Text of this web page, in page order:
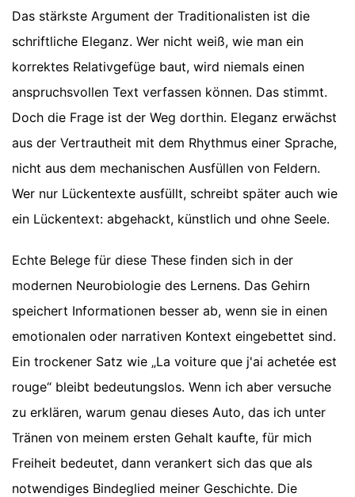
Das stärkste Argument der Traditionalisten ist die
schriftliche Eleganz. Wer nicht weiß, wie man ein
korrektes Relativgefüge baut, wird niemals einen
anspruchsvollen Text verfassen können. Das stimmt.
Doch die Frage ist der Weg dorthin. Eleganz erwächst
aus der Vertrautheit mit dem Rhythmus einer Sprache,
nicht aus dem mechanischen Ausfüllen von Feldern.
Wer nur Lückentexte ausfüllt, schreibt später auch wie
ein Lückentext: abgehackt, künstlich und ohne Seele.
Echte Belege für diese These finden sich in der
modernen Neurobiologie des Lernens. Das Gehirn
speichert Informationen besser ab, wenn sie in einen
emotionalen oder narrativen Kontext eingebettet sind.
Ein trockener Satz wie „La voiture que j'ai achetée est
rouge“ bleibt bedeutungslos. Wenn ich aber versuche
zu erklären, warum genau dieses Auto, das ich unter
Tränen von meinem ersten Gehalt kaufte, für mich
Freiheit bedeutet, dann verankert sich das que als
notwendiges Bindeglied meiner Geschichte. Die